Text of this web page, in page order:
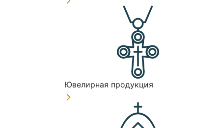
Ювелирная продукция